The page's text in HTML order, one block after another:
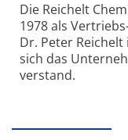
Die Reichelt
1978 als
Dr. Peter
sich das
verstand.